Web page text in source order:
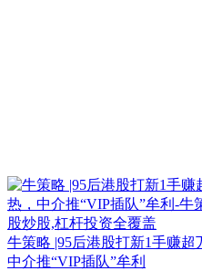
牛策略 |95后港股打新1手赚超
中介推“VIP插队”牟利